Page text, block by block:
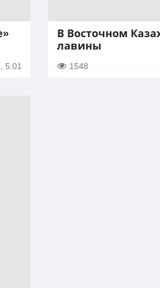
5:01
В Восточном
лавины
1548